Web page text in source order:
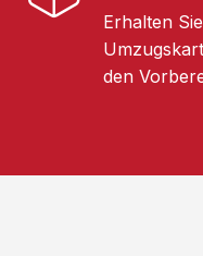
Erhalten
den